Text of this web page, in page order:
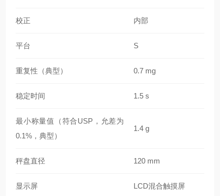
校正 内部
平台 S
重复性（典型） 0.7 mg
稳定时间 1.5 s
最小称量值（符合USP，允差为
0.1%，典型）
1.4 g
秤盘直径 120 mm
显示屏 LCD混合触摸屏